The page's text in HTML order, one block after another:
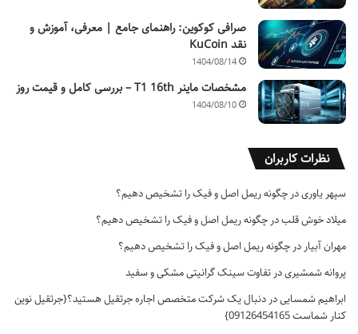
صرافی کوکوین: راهنمای جامع | معرفی، آموزش و
نقد KuCoin
1404/08/14
مشخصات ماینر T1 16th – بررسی کامل و قیمت روز
1404/08/10
نظرات کاربران
سپهر یاوریدر چگونه ریمل اصل و فیک را تشخیص دهیم؟
میلاد خوش قلبدر چگونه ریمل اصل و فیک را تشخیص دهیم؟
مهران آبیار در چگونه ریمل اصل و فیک را تشخیص دهیم؟
پروانه شمشیریدر تفاوت سینک گرانیتی مشکی و سفید
ابراهیم شمساییدر دنبال یک شرکت متخصص اجاره جرثقیل هستید؟{جرثقیل نوین
کنار شماست 09126454165}